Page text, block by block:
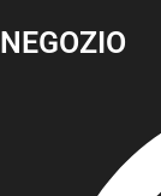
NEGOZIO